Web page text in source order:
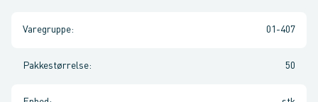
Varegruppe: 01-407
Pakkestørrelse: 50